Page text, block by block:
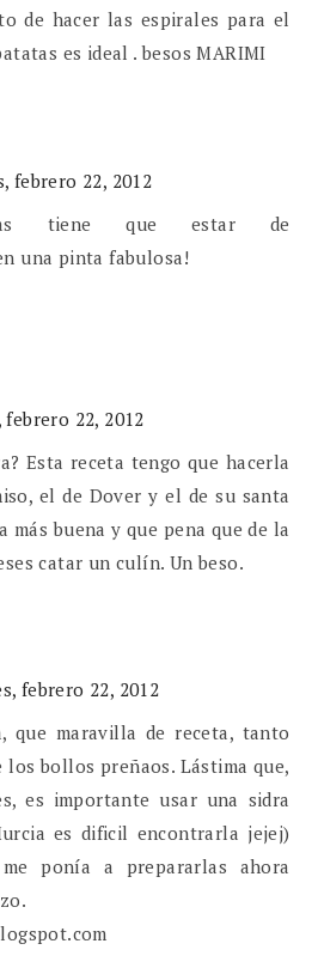
de hacer las espirales para el
es ideal . besos MARIMI
febrero 22, 2012
tiene que estar de
una pinta fabulosa!
22, 2012
Esta receta tengo que hacerla
el de Dover y el de su santa
más buena y que pena que de la
catar un culín. Un beso.
febrero 22, 2012
que maravilla de receta, tanto
los bollos preñaos. Lástima que,
es importante usar una sidra
es dificil encontrarla jejej)
ponía a prepararlas ahora